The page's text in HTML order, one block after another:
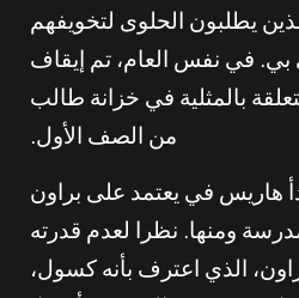
يطلبون الحلوى لتخويفهم
بي. في نفس العام، تم إيقاف
بالمثلية في خزانة طالب
من الصف الأول.
هاريس في يعتمد على براون
ومنها. نظرا لعدم قدرته
الذي اعترف بأنه كسول،